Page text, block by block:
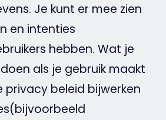
Je kunt er mee zien
en intenties
hebben. Wat je
als je gebruik maakt
privacybeleid bijwerken